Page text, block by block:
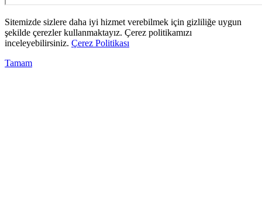
Sitemizde sizlere daha iyi hizmet verebilmek için gizliliğe uygun
şekilde çerezler kullanmaktayız. Çerez politikamızı
inceleyebilirsiniz. Çerez Politikası
Tamam